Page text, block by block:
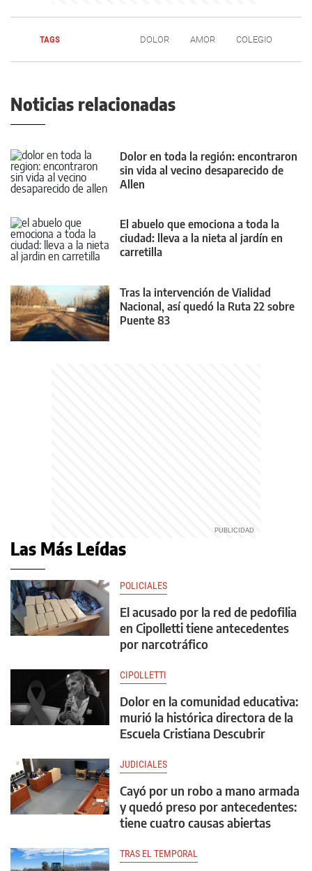
TAGS DOLOR AMOR COLEGIO
Noticias relacionadas
Dolor en toda la región: encontraron
sin vida al vecino desaparecido de
Allen
El abuelo que emociona a toda la
ciudad: lleva a la nieta al jardín en
carretilla
Tras la intervención de Vialidad
Nacional, así quedó la Ruta 22 sobre
Puente 83
Las Más Leídas
POLICIALES
El acusado por la red de pedofilia
en Cipolletti tiene antecedentes
por narcotráfico
CIPOLLETTI
Dolor en la comunidad educativa:
murió la histórica directora de la
Escuela Cristiana Descubrir
JUDICIALES
Cayó por un robo a mano armada
y quedó preso por antecedentes:
tiene cuatro causas abiertas
TRAS EL TEMPORAL